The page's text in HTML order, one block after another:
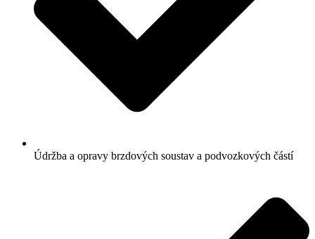
Údržba a opravy brzdových soustav a podvozkových částí